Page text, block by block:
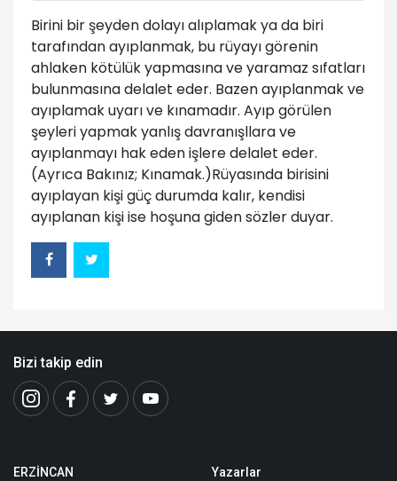
Birini bir şeyden dolayı alıplamak ya da biri
tarafından ayıplanmak, bu rüyayı görenin
ahlaken kötülük yapmasına ve yaramaz sıfatları
bulunmasına delalet eder. Bazen ayıplanmak ve
ayıplamak uyarı ve kınamadır. Ayıp görülen
şeyleri yapmak yanlış davranışllara ve
ayıplanmayı hak eden işlere delalet eder.
(Ayrıca Bakınız; Kınamak.)Rüyasında birisini
ayıplayan kişi güç durumda kalır, kendisi
ayıplanan kişi ise hoşuna giden sözler duyar.
Bizi takip edin
ERZİNCAN
Yazarlar